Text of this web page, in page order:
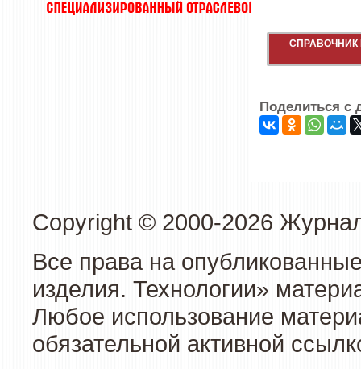
СПРАВОЧНИК
Поделиться с
Copyright © 2000-2026
Все права на
изделия. Технологии»
Любое использование
обязательной активной